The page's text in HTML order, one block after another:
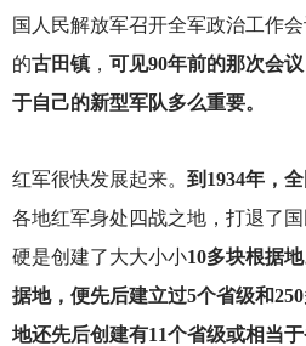
国人民解放军召开全军政治工作
的古田镇， 可见90年前的那次会
于自己的新型军队多么重要。
红军很快发展起来。 到1934年，
各地红军身处四战之地，打退了国
硬是创建了大大小小10多块根据
据地，便先后建立过5个省级和
地还先后创建有11个省级或相当